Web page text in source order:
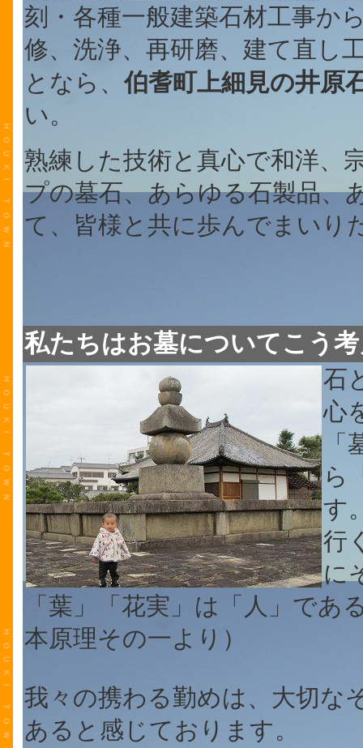
刻・各種一般建築石材工事か
修、洗浄、再研磨、建て直し
となら、伯耆町上細見の井原
い。
熟練した技術と真心で和洋、
プの墓石、あらゆる石製品、
て、皆様と共に歩んでまいり
私たちはお墓についてこう
石
心
ら
す
行
に
「葉」「花実」は「人」であ
本原理その一より）
我々の携わる勤めは、大切な
あると感じております。